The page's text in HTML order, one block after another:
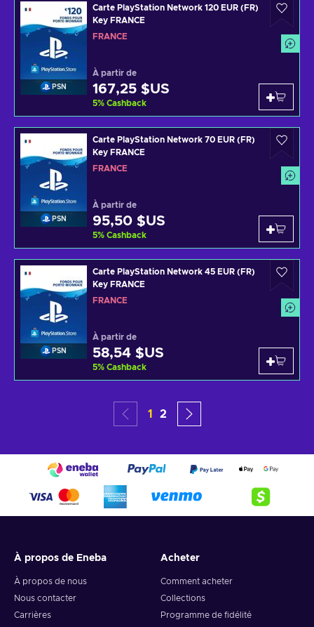
PSN
Carte PlayStation Network 120 EUR (FR)
Key FRANCE
FRANCE
À partir de
167,25 $US
5% Cashback
PSN
Carte PlayStation Network 70 EUR (FR)
Key FRANCE
FRANCE
À partir de
95,50 $US
5% Cashback
PSN
Carte PlayStation Network 45 EUR (FR)
Key FRANCE
FRANCE
À partir de
58,54 $US
5% Cashback
1 2
À propos de Eneba
À propos de nous
Nous contacter
Carrières
Acheter
Comment acheter
Collections
Programme de fidélité